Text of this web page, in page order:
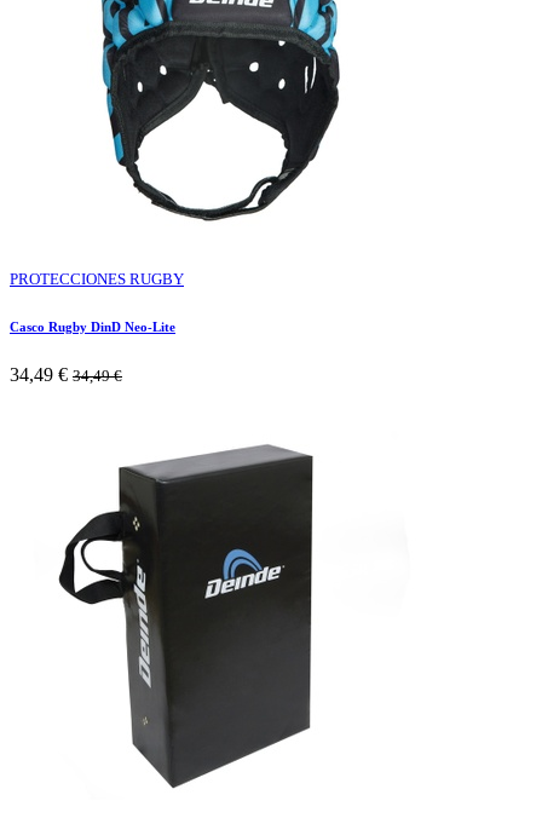
PROTECCIONES RUGBY
Casco Rugby DinD Neo-Lite
34,49 € 34,49€